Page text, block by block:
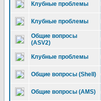
Клубные проблемы
Клубные проблемы
Общие вопросы
(ASV2)
Клубные проблемы
Общие вопросы (Shell)
Общие вопросы (AMS)